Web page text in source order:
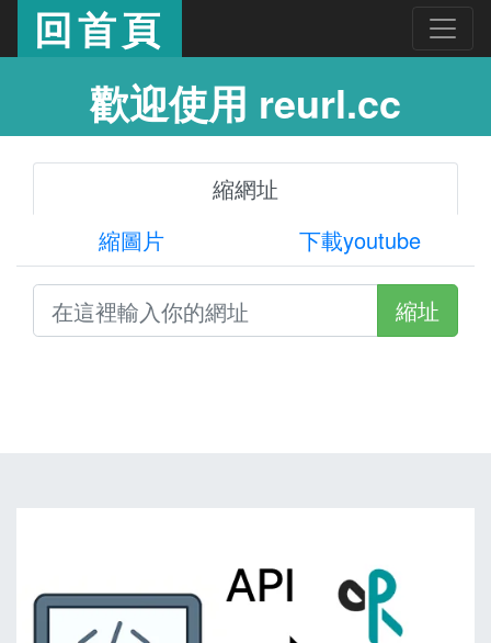
回首頁
歡迎使用 reurl.cc
縮網址
縮圖片
下載youtube
縮址